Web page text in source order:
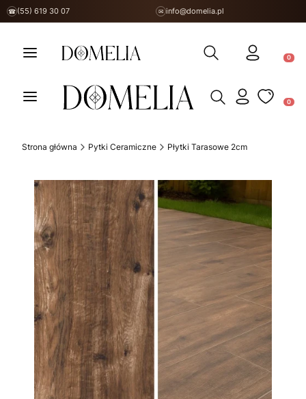
☎ (55) 619 30 07 ✉ info@domelia.pl
Otwórz wyszukiwarkę
Otwórz wyszukiwarkę
Strona główna Pytki Ceramiczne Płytki Tarasowe 2cm